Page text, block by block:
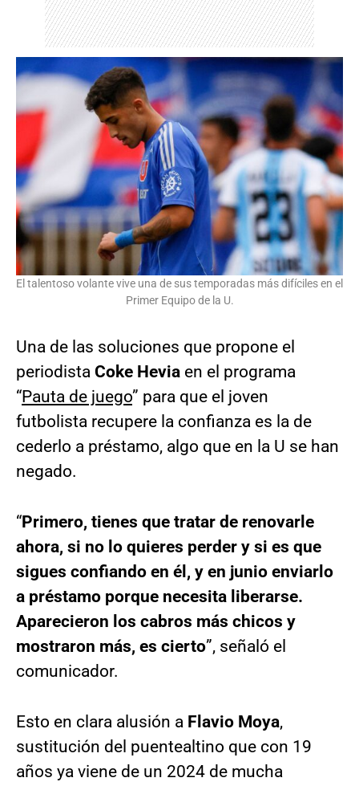
El talentoso volante vive una de sus temporadas más difíciles en el
Primer Equipo de la U.
Una de las soluciones que propone el
periodista Coke Hevia en el programa
“Pauta de juego” para que el joven
futbolista recupere la confianza es la de
cederlo a préstamo, algo que en la U se han
negado.
“Primero, tienes que tratar de renovarle
ahora, si no lo quieres perder y si es que
sigues confiando en él, y en junio enviarlo
a préstamo porque necesita liberarse.
Aparecieron los cabros más chicos y
mostraron más, es cierto”, señaló el
comunicador.
Esto en clara alusión a Flavio Moya,
sustitución del puentealtino que con 19
años ya viene de un 2024 de mucha